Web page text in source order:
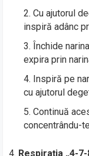
Cu ajutorul
inspiră adânc
Închide
expira prin
Inspiră pe
cu ajutorul
Continuă
concentrându-
Respirația „4-7-